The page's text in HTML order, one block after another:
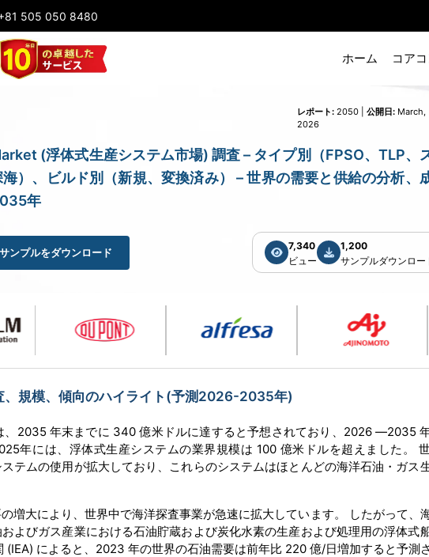
505 050 8480
ホーム コア
レポート: 2050 | 公開日: March,
2026
(浮体式生産システム市場) 調査 – タイプ別（FPSO、TLP、
）、ビルド別（新規、変換済み） – 世界の需要と供給の分析、
年
ンプルをダウンロード
7,340
ビュー
1,200
サンプルダウンロー
、規模、傾向のハイライト(予測2026-2035年)
、2035 年末までに 340 億米ドルに達すると予想されており、2026 ―2035
年には、浮体式生産システムの業界規模は 100 億米ドルを超えました。
テムの使用が拡大しており、これらのシステムはほとんどの海洋石油・ガス
増大により、世界中で海洋探査事業が急速に拡大しています。 したがって、
よびガス産業における石油貯蔵および炭化水素の生産および処理用の浮体式
(IEA) によると、2023 年の世界の石油需要は前年比 220 億/日増加すると予測